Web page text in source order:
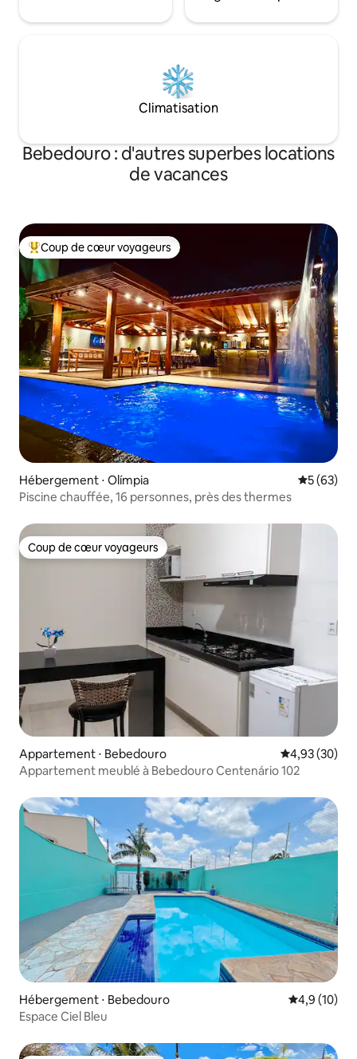
Climatisation
Bebedouro : d'autres superbes locations
de vacances
Coups de cœur voyageurs les plus appréciés
Coup de cœur voyageurs
Hébergement ⋅ Olímpia
5 (63)
Piscine chauffée, 16 personnes, près des thermes
Coup de cœur voyageurs
Coup de cœur voyageurs
Appartement ⋅ Bebedouro Évaluation
4,93 (30)
Appartement meublé à Bebedouro Centenário 102
Hébergement ⋅ Bebedouro Évaluation
4,9 (10)
Espace Ciel Bleu